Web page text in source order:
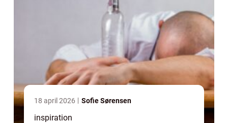
18 april 2026 Sofie Sørensen
inspiration